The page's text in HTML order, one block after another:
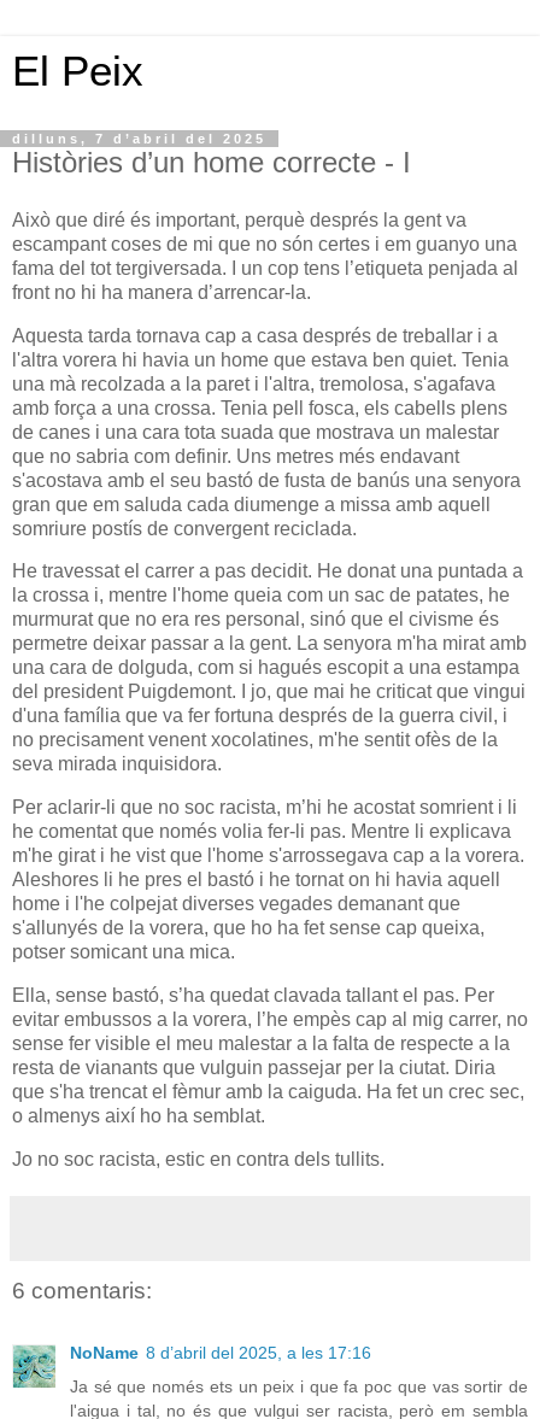
El Peix
dilluns, 7 d’abril del 2025
Històries d’un home correcte - I
Això que diré és important, perquè després la gent va
escampant coses de mi que no són certes i em guanyo una
fama del tot tergiversada. I un cop tens l’etiqueta penjada al
front no hi ha manera d’arrencar-la.
Aquesta tarda tornava cap a casa després de treballar i a
l'altra vorera hi havia un home que estava ben quiet. Tenia
una mà recolzada a la paret i l'altra, tremolosa, s'agafava
amb força a una crossa. Tenia pell fosca, els cabells plens
de canes i una cara tota suada que mostrava un malestar
que no sabria com definir. Uns metres més endavant
s'acostava amb el seu bastó de fusta de banús una senyora
gran que em saluda cada diumenge a missa amb aquell
somriure postís de convergent reciclada.
He travessat el carrer a pas decidit. He donat una puntada a
la crossa i, mentre l'home queia com un sac de patates, he
murmurat que no era res personal, sinó que el civisme és
permetre deixar passar a la gent. La senyora m'ha mirat amb
una cara de dolguda, com si hagués escopit a una estampa
del president Puigdemont. I jo, que mai he criticat que vingui
d'una família que va fer fortuna després de la guerra civil, i
no precisament venent xocolatines, m'he sentit ofès de la
seva mirada inquisidora.
Per aclarir-li que no soc racista, m’hi he acostat somrient i li
he comentat que només volia fer-li pas. Mentre li explicava
m'he girat i he vist que l'home s'arrossegava cap a la vorera.
Aleshores li he pres el bastó i he tornat on hi havia aquell
home i l'he colpejat diverses vegades demanant que
s'allunyés de la vorera, que ho ha fet sense cap queixa,
potser somicant una mica.
Ella, sense bastó, s’ha quedat clavada tallant el pas. Per
evitar embussos a la vorera, l’he empès cap al mig carrer, no
sense fer visible el meu malestar a la falta de respecte a la
resta de vianants que vulguin passejar per la ciutat. Diria
que s'ha trencat el fèmur amb la caiguda. Ha fet un crec sec,
o almenys així ho ha semblat.
Jo no soc racista, estic en contra dels tullits.
6 comentaris:
NoName 8 d’abril del 2025, a les 17:16
Ja sé que només ets un peix i que fa poc que vas sortir de
l'aigua i tal, no és que vulgui ser racista, però em sembla